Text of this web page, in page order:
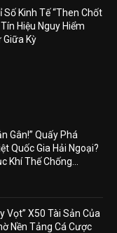
Số Kinh Tế “Then Chốt
Hiệu Nguy Hiểm
Kỳ
Gân!” Quấy Phá
Quốc Gia Hải Ngoại?
Khí Thế Chống...
Vọt” X50 Tài Sản Của
Nền Tảng Cá Cược